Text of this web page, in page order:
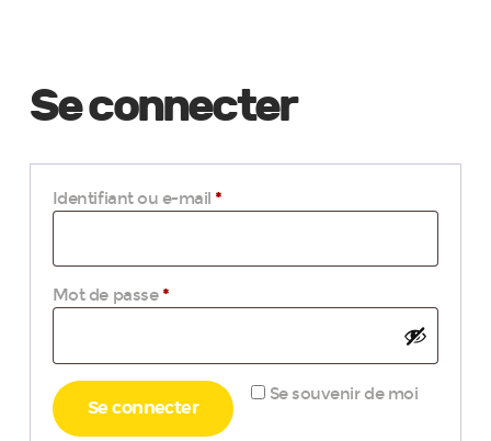
Se connecter
Identifiant ou e-mail *
Mot de passe *
Se souvenir de moi
Se connecter